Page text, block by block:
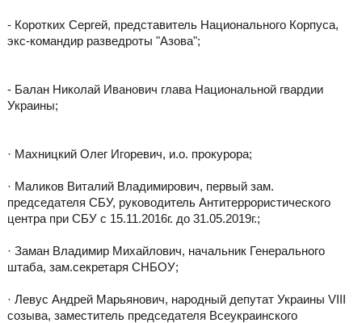
- Коротких Сергей, представитель Национального Корпуса,
экс-командир разведроты "Азова";
- Балан Николай Иванович глава Национальной гвардии
Украины;
· Махницкий Олег Игоревич, и.о. прокурора;
· Маликов Виталий Владимирович, первый зам.
председателя СБУ, руководитель Антитеррористического
центра при СБУ c 15.11.2016г. до 31.05.2019г.;
· Заман Владимир Михайлович, начальник Генерального
штаба, зам.секретаря СНБОУ;
· Левус Андрей Марьянович, народный депутат Украины VIII
созыва, заместитель председателя Всеукраинского